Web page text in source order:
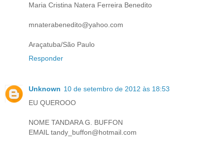
Maria Cristina Natera Ferreira Benedito
mnaterabenedito@yahoo.com
Araçatuba/São Paulo
Responder
Unknown 10 de setembro de 2012 às 18:53
EU QUEROOO
NOME TANDARA G. BUFFON
EMAIL tandy_buffon@hotmail.com